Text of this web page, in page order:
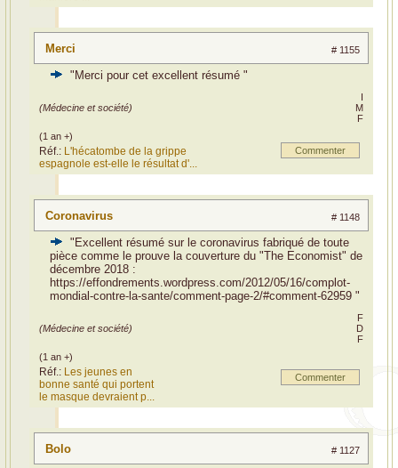
Merci # 1155
"Merci pour cet excellent résumé "
(Médecine et société)
I
M
F
(1 an +)
Réf.: L'hécatombe de la grippe
espagnole est-elle le résultat d'...
Commenter
Coronavirus # 1148
"Excellent résumé sur le coronavirus fabriqué de toute
pièce comme le prouve la couverture du "The Economist" de
décembre 2018 :
https://effondrements.wordpress.com/2012/05/16/complot-
mondial-contre-la-sante/comment-page-2/#comment-62959 "
(Médecine et société)
F
D
F
(1 an +)
Réf.: Les jeunes en
bonne santé qui portent
le masque devraient p...
Commenter
Bolo # 1127